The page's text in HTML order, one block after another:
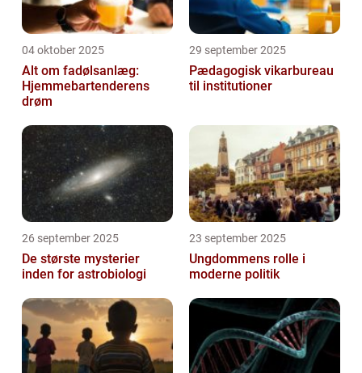
04 oktober 2025
Alt om fadølsanlæg:
Hjemmebartenderens
drøm
29 september 2025
Pædagogisk vikarbureau
til institutioner
26 september 2025
De største mysterier
inden for astrobiologi
23 september 2025
Ungdommens rolle i
moderne politik